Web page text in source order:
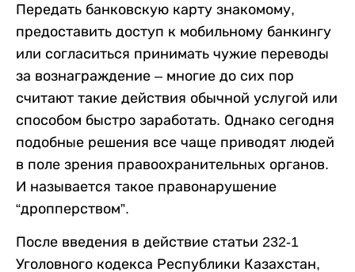
Передать банковскую карту знакомому,
предоставить доступ к мобильному банкингу
или согласиться принимать чужие переводы
за вознаграждение – многие до сих пор
считают такие действия обычной услугой или
способом быстро заработать. Однако сегодня
подобные решения все чаще приводят людей
в поле зрения правоохранительных органов.
И называется такое правонарушение
“дропперством”.
После введения в действие статьи 232-1
Уголовного кодекса Республики Казахстан,